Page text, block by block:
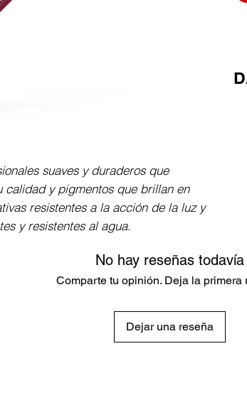
suaves y duraderos que
calidad y pigmentos que brillan en
resistentes a la acción de la luz y
y resistentes al agua.
No hay reseñas todavía
Comparte tu opinión. Deja la primera
Dejar una reseña